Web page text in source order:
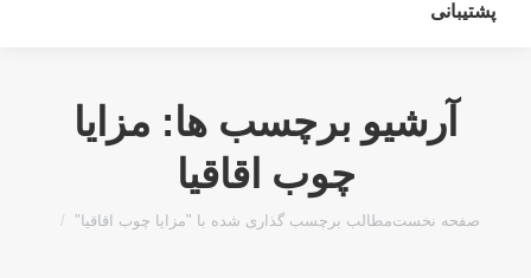
پشتیبانی
آرشیو برچسب ها: مزایا
چوب اقاقیا
صفحه نخستمطالب برچسب گذاری شده با "مزایا چوب اقاقیا"